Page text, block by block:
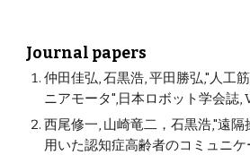
Journal papers
仲田佳弘, 石黒浩, 平田勝弘,"人工
ニアモータ",日本ロボット学会誌,
西尾修一, 山崎竜二，石黒浩,"遠
用いた認知症高齢者のコミュニ